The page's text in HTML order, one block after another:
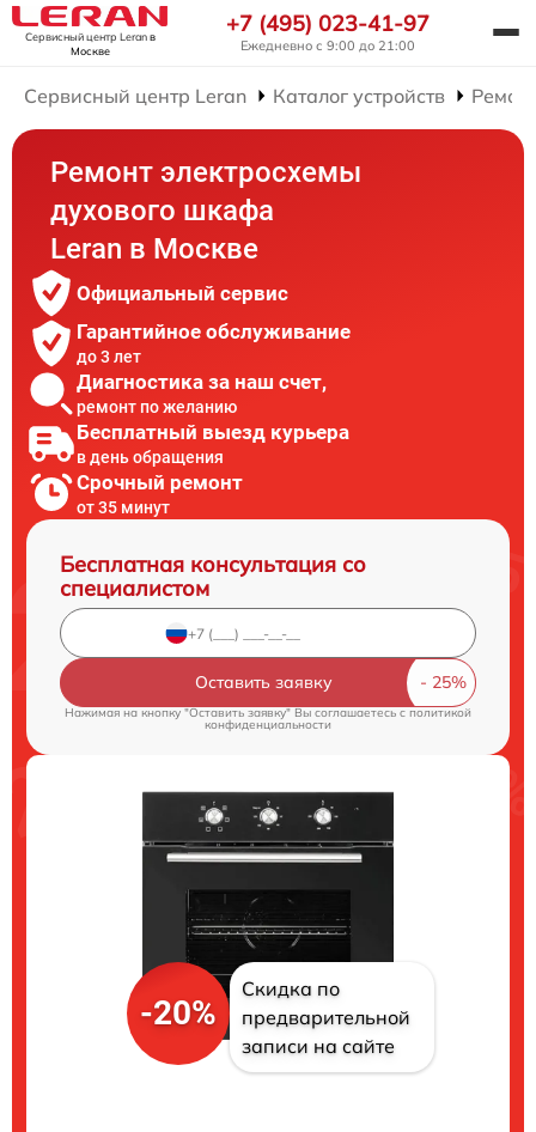
Сервисный центр Leranв
Москве
+7 (495) 023-41-97
Ежедневно с 9:00 до 21:00
Сервисный центр Leran Каталог устройств
Ремонт электросхемы
духового шкафа
Leran в Москве
Официальный сервис
Гарантийное обслуживание
до 3 лет
Диагностика за наш счет,
ремонт по желанию
Бесплатный выезд курьера
в день обращения
Срочный ремонт
от 35 минут
Бесплатная консультация со
специалистом
Оставить заявку
Нажимая на кнопку "Оставить заявку" Вы соглашаетесь c политикой
конфиденциальности
-20%
Скидка по
предварительной
записи на сайте